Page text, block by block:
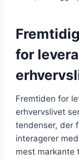
for
Fremtiden for
erhvervslivet
tendenser, der
interagerer
mest markante